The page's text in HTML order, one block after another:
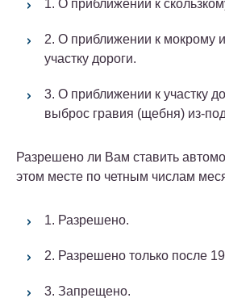
1. О приближении к
2. О приближении к мокрому
участку дороги.
3. О приближении к участку
выброс гравия (щебня) из-
Разрешено ли Вам ставить
этом месте по четным числам
1. Разрешено.
2. Разрешено только после
3. Запрещено.